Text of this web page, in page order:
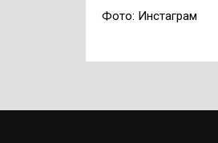
Фото: Инстаграм